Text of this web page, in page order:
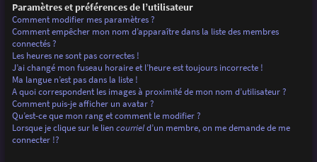
Paramètres et préférences de l’utilisateur
Comment modifier mes paramètres ?
Comment empêcher mon nom d’apparaître dans la liste des membres
connectés ?
Les heures ne sont pas correctes !
J’ai changé mon fuseau horaire et l’heure est toujours incorrecte !
Ma langue n’est pas dans la liste !
A quoi correspondent les images à proximité de mon nom d’utilisateur ?
Comment puis-je afficher un avatar ?
Qu’est-ce que mon rang et comment le modifier ?
Lorsque je clique sur le liencourrield’un membre, on me demande de me
connecter !?